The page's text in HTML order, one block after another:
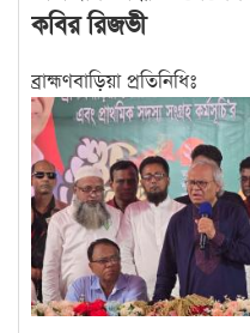
কবির রিজভী
ব্রাহ্মণবাড়িয়া প্রতিনিধিঃ